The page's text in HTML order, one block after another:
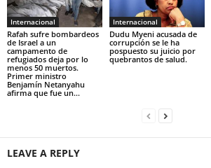
Internacional
Rafah sufre bombardeos
de Israel a un
campamento de
refugiados deja por lo
menos 50 muertos.
Primer ministro
Benjamín Netanyahu
afirma que fue un...
Internacional
Dudu Myeni acusada de
corrupción se le ha
pospuesto su juicio por
quebrantos de salud.
LEAVE A REPLY